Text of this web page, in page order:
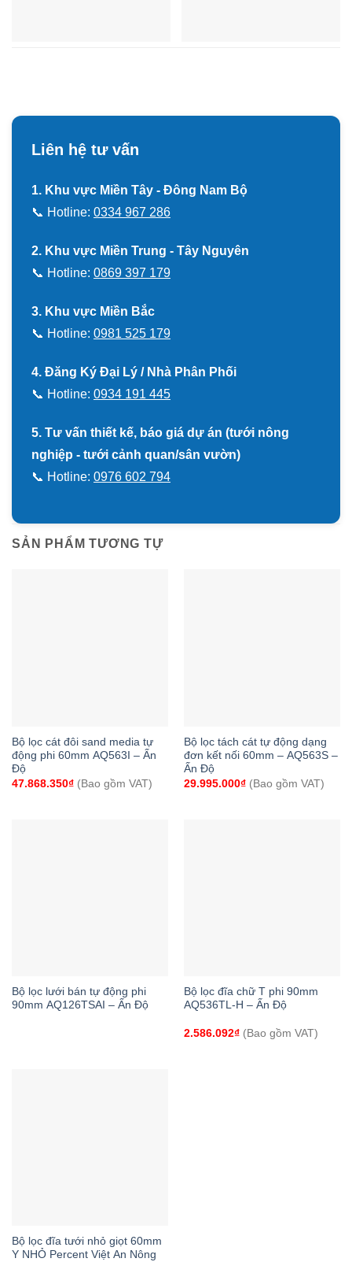
Liên hệ tư vấn
1. Khu vực Miền Tây - Đông Nam Bộ
📞 Hotline: 0334 967 286
2. Khu vực Miền Trung - Tây Nguyên
📞 Hotline: 0869 397 179
3. Khu vực Miền Bắc
📞 Hotline: 0981 525 179
4. Đăng Ký Đại Lý / Nhà Phân Phối
📞 Hotline: 0934 191 445
5. Tư vấn thiết kế, báo giá dự án (tưới nông
nghiệp - tưới cảnh quan/sân vườn)
📞 Hotline: 0976 602 794
SẢN PHẨM TƯƠNG TỰ
Bộ lọc cát đôi sand media tự
động phi 60mm AQ563I – Ấn
Độ
47.868.350₫(Bao gồm VAT)
Bộ lọc tách cát tự động dạng
đơn kết nối 60mm – AQ563S –
Ấn Độ
29.995.000₫(Bao gồm VAT)
Bộ lọc lưới bán tự động phi
90mm AQ126TSAI – Ấn Độ
Bộ lọc đĩa chữ T phi 90mm
AQ536TL-H – Ấn Độ
2.586.092₫(Bao gồm VAT)
Bộ lọc đĩa tưới nhỏ giọt 60mm
Y NHỎ Percent Việt An Nông